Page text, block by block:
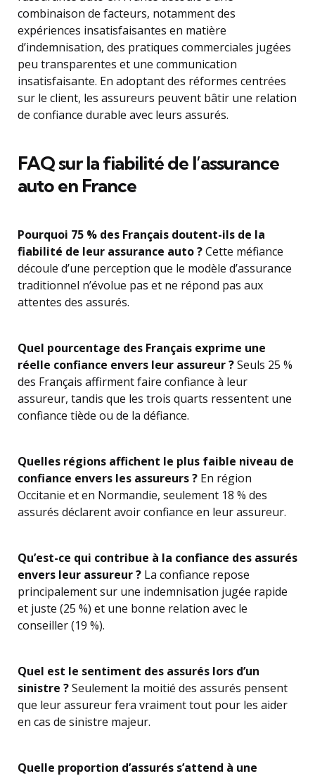
combinaison de facteurs, notamment des
expériences insatisfaisantes en matière
d’indemnisation, des pratiques commerciales jugées
peu transparentes et une communication
insatisfaisante. En adoptant des réformes centrées
sur le client, les assureurs peuvent bâtir une relation
de confiance durable avec leurs assurés.
FAQ sur la fiabilité de l’assurance
auto en France
Pourquoi 75 % des Français doutent-ils de la
fiabilité de leur assurance auto ?Cette méfiance
découle d’une perception que le modèle d’assurance
traditionnel n’évolue pas et ne répond pas aux
attentes des assurés.
Quel pourcentage des Français exprime une
réelle confiance envers leur assureur ?Seuls 25 %
des Français affirment faire confiance à leur
assureur, tandis que les trois quarts ressentent une
confiance tiède ou de la défiance.
Quelles régions affichent le plus faible niveau de
confiance envers les assureurs ? En région
Occitanie et en Normandie, seulement 18 % des
assurés déclarent avoir confiance en leur assureur.
Qu’est-ce qui contribue à la confiance des assurés
envers leur assureur ? La confiance repose
principalement sur une indemnisation jugée rapide
et juste (25 %) et une bonne relation avec le
conseiller (19 %).
Quel est le sentiment des assurés lors d’un
sinistre ?Seulement la moitié des assurés pensent
que leur assureur fera vraiment tout pour les aider
en cas de sinistre majeur.
Quelle proportion d’assurés s’attend à une